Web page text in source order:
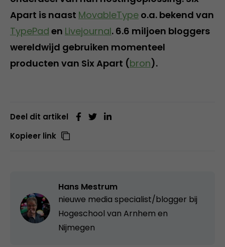
Apart is naast MovableType o.a. bekend van
TypePad en Livejournal. 6.6 miljoen bloggers
wereldwijd gebruiken momenteel
producten van Six Apart (bron).
Deel dit artikel
Kopieer link
Hans Mestrum
nieuwe media specialist/blogger bij
Hogeschool van Arnhem en
Nijmegen